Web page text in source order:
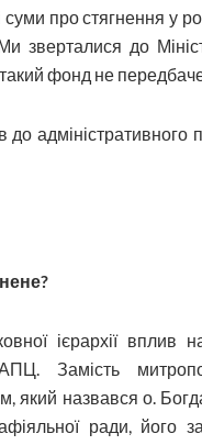
про стягнення у
зверталися до
фонд не
адміністративного
ієрархії вплив
Замість
який назвався о.
ради, його